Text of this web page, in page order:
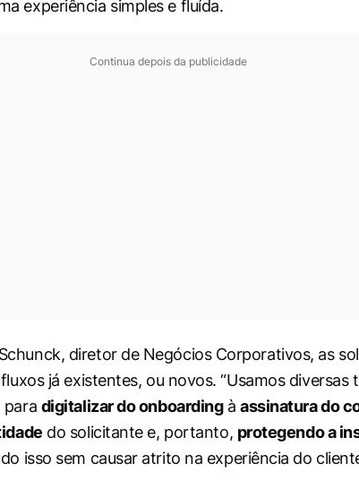
experiência simples e fluída.
Continua depois da publicidade
diretor de Negócios Corporativos, as
já existentes, ou novos. “Usamos diversas
para digitalizar do onboardingàassinatura do
do solicitante e, portanto, protegendo a
isso sem causar atrito na experiência do